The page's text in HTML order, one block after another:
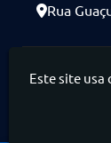
Rua
Este site